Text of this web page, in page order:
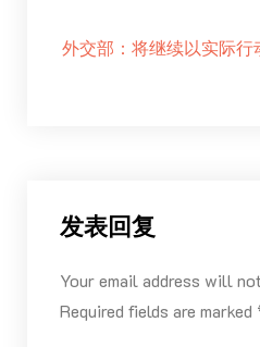
外交部：将继续以实际
发表回复
Your email address will
Required fields are marked